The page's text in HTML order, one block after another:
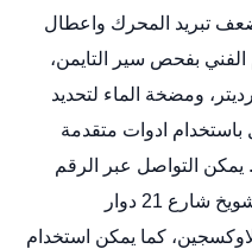
تبريد المحرك واعطال
الفني بفحص سير التايمن،
ومضخة الماء لتحديد
باستخدام ادوات متقدمة
يمكن التواصل عبر الرقم
66633305 او زيارة العنوان في الشويخ شارع 21 دوار
كما يمكن استخدام